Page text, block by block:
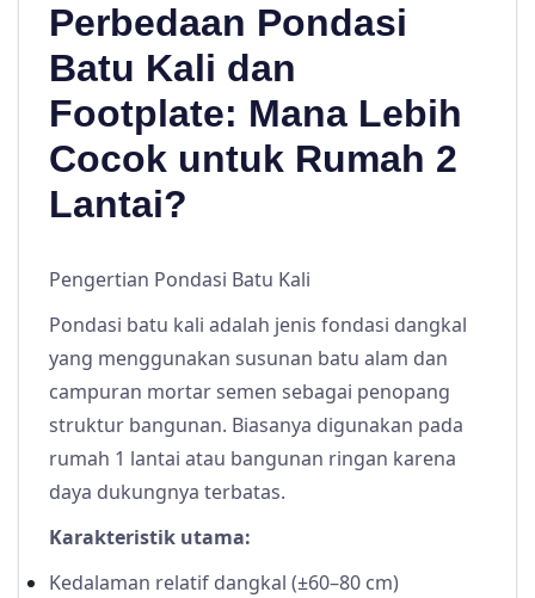
Perbedaan Pondasi
Batu Kali dan
Footplate: Mana Lebih
Cocok untuk Rumah 2
Lantai?
Pengertian Pondasi Batu Kali
Pondasi batu kali adalah jenis fondasi dangkal
yang menggunakan susunan batu alam dan
campuran mortar semen sebagai penopang
struktur bangunan. Biasanya digunakan pada
rumah 1 lantai atau bangunan ringan karena
daya dukungnya terbatas.
Karakteristik utama:
Kedalaman relatif dangkal (±60–80 cm)